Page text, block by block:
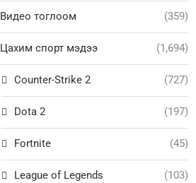
Видео тоглоом (359)
Цахим спорт мэдээ (1,694)
Counter-Strike 2 (727)
Dota 2 (197)
Fortnite (45)
League of Legends (103)